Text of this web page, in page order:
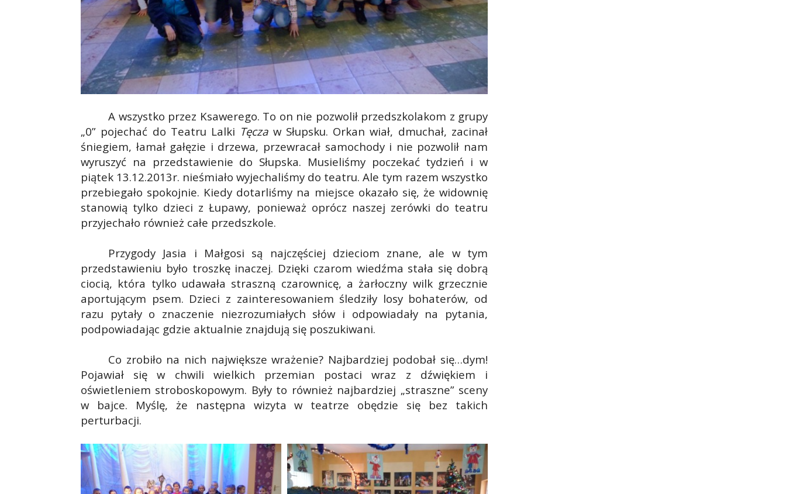
A wszystko przez Ksawerego. To on nie pozwolił przedszkolakom z grupy
„0” pojechać do Teatru Lalki Tęczaw Słupsku. Orkan wiał, dmuchał, zacinał
śniegiem, łamał gałęzie i drzewa, przewracał samochody i nie pozwolił nam
wyruszyć na przedstawienie do Słupska. Musieliśmy poczekać tydzień i w
piątek 13.12.2013r. nieśmiało wyjechaliśmy do teatru. Ale tym razem wszystko
przebiegało spokojnie. Kiedy dotarliśmy na miejsce okazało się, że widownię
stanowią tylko dzieci z Łupawy, ponieważ oprócz naszej zerówki do teatru
przyjechało również całe przedszkole.
Przygody Jasia i Małgosi są najczęściej dzieciom znane, ale w tym
przedstawieniu było troszkę inaczej. Dzięki czarom wiedźma stała się dobrą
ciocią, która tylko udawała straszną czarownicę, a żarłoczny wilk grzecznie
aportującym psem. Dzieci z zainteresowaniem śledziły losy bohaterów, od
razu pytały o znaczenie niezrozumiałych słów i odpowiadały na pytania,
podpowiadając gdzie aktualnie znajdują się poszukiwani.
Co zrobiło na nich największe wrażenie? Najbardziej podobał się…dym!
Pojawiał się w chwili wielkich przemian postaci wraz z dźwiękiem i
oświetleniem stroboskopowym. Były to również najbardziej „straszne” sceny
w bajce. Myślę, że następna wizyta w teatrze obędzie się bez takich
perturbacji.